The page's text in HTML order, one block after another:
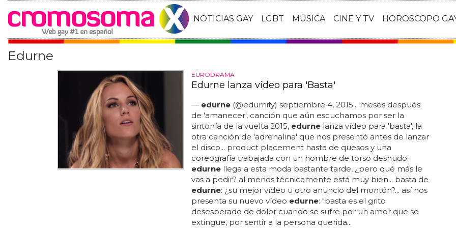
NOTICIAS GAY LGBT MÚSICA CINE Y TV HOROSCOPO
Edurne
EURODRAMA
Edurne lanza vídeo para 'Basta'
— edurne(@edurnity) septiembre 4, 2015... meses después
de 'amanecer', canción que aún escuchamos por ser la
sintonía de la vuelta 2015, edurnelanza vídeo para 'basta', la
otra canción de 'adrenalina' que nos presentó antes de lanzar
el disco... product placement hasta de quesos y una
coreografía trabajada con un hombre de torso desnudo:
edurnellega a esta moda bastante tarde, ¿pero qué más le
vas a pedir? al menos técnicamente está muy bien... basta de
edurne: ¿su mejor vídeo u otro anuncio del montón?... así nos
presenta su nuevo vídeo edurne: "basta es el grito
desesperado de dolor cuando se sufre por un amor que se
extingue, por sentir a la persona querida...